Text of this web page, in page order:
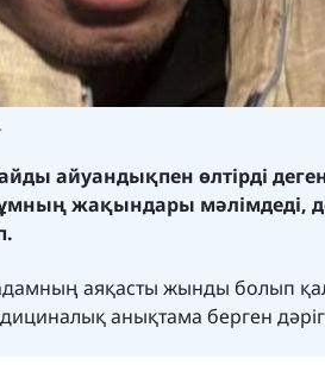
айуандықпен өлтірді
жақындары мәлімдеді,
аяқасты жынды болып
анықтама берген